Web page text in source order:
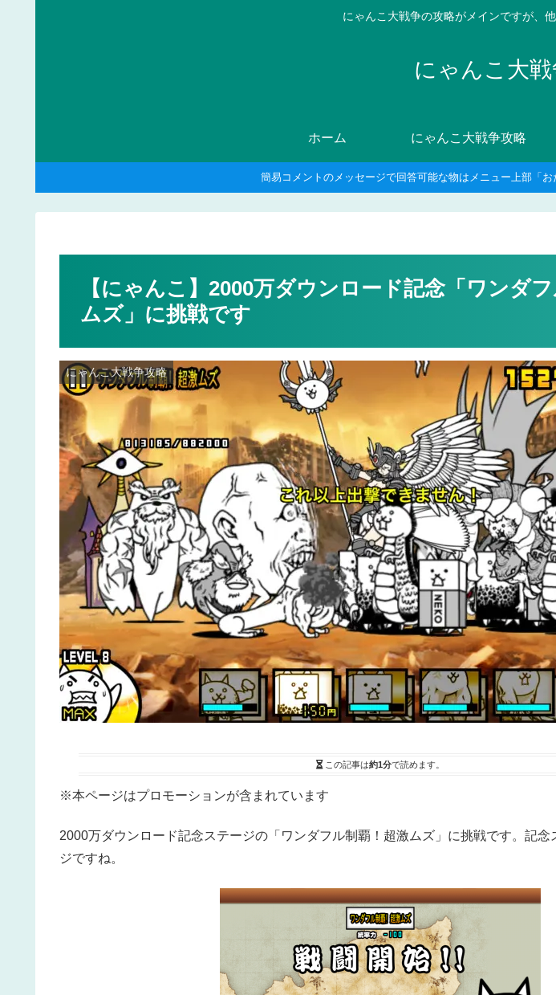
にゃんこ大戦争の攻略がメインですが、
にゃんこ大
ホーム にゃんこ大戦争攻略
簡易コメントのメッセージで回答可能な物はメニュー上部「
【にゃんこ】2000万ダウンロード記念「ワンダ
ムズ」に挑戦です
にゃんこ大戦争攻略
この記事は約1分で読めます。
※本ページはプロモーションが含まれています
2000万ダウンロード記念ステージの「ワンダフル制覇！超激ムズ」に挑戦です。記念
ジですね。